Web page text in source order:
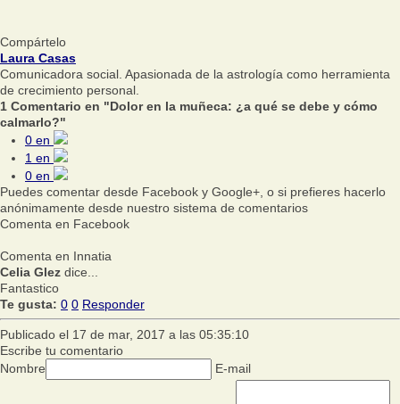
Compártelo
Laura Casas
Comunicadora social. Apasionada de la astrología como herramienta
de crecimiento personal.
1 Comentario en "Dolor en la muñeca: ¿a qué se debe y cómo
calmarlo?"
0 en
1 en
0 en
Puedes comentar desde Facebook y Google+, o si prefieres hacerlo
anónimamente desde nuestro sistema de comentarios
Comenta en Facebook
Comenta en Innatia
Celia Glez dice...
Fantastico
Te gusta: 0 0 Responder
Publicado el 17 de mar, 2017 a las 05:35:10
Escribe tu comentario
Nombre
E-mail